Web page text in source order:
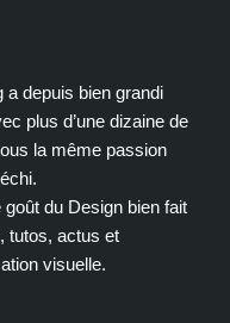
a depuis bien grandi
plus d’une dizaine de
la même passion
du Design bien fait
tutos, actus et
visuelle.